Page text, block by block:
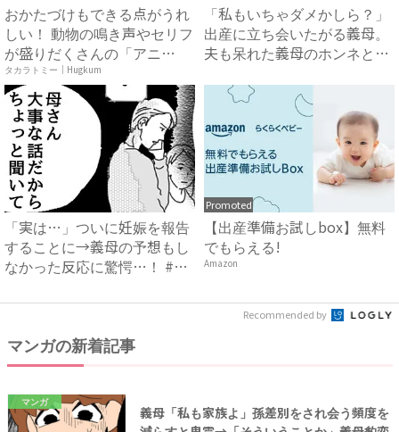
おかたづけもできる点がうれ
しい！ 動物の鳴き声やセリフ
が盛りだくさんの「アニ
ア ...
タカラトミー｜Hugkum
「私もいちゃダメかしら？」
出産に立ち会いたがる義母。
夫も呆れた義母のホンネと
「実は…」ついに妊娠を報告
することに→義母の予想もし
なかった反応に驚愕…！ #
Promoted
【出産準備お試しbox】無料
でもらえる!
Amazon
Recommended by
マンガの新着記事
マンガ
義母「私も家族よ」孫差別をされ会う頻度を